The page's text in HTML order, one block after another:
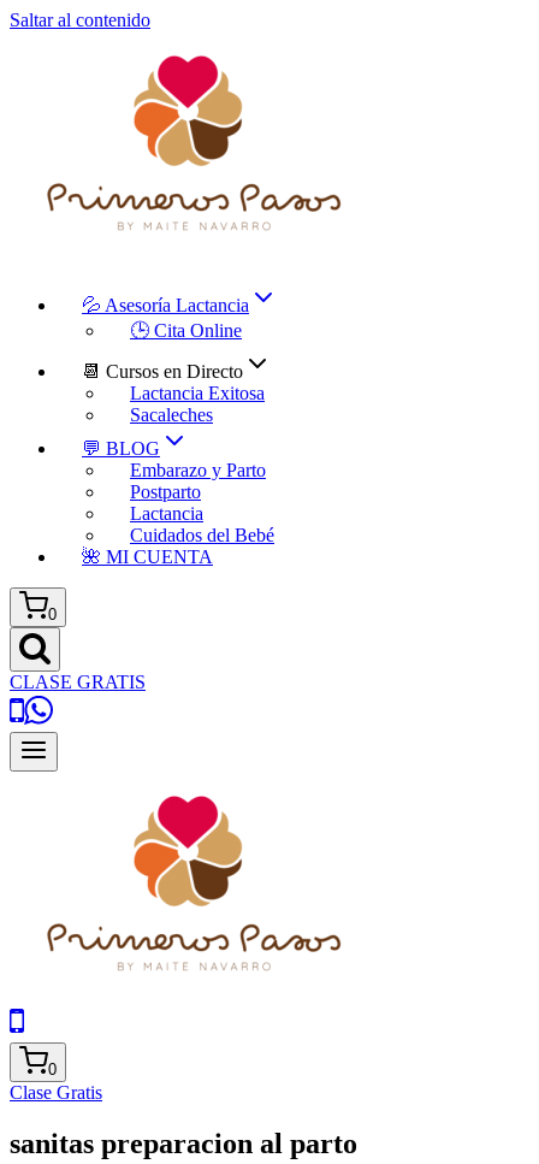
Saltar al contenido
💦 Asesoría Lactancia
🕒 Cita Online
📆 Cursos en Directo
Lactancia Exitosa
Sacaleches
💬 BLOG
Embarazo y Parto
Postparto
Lactancia
Cuidados del Bebé
🌺 MI CUENTA
0
CLASE GRATIS
0
Clase Gratis
sanitas preparacion al parto